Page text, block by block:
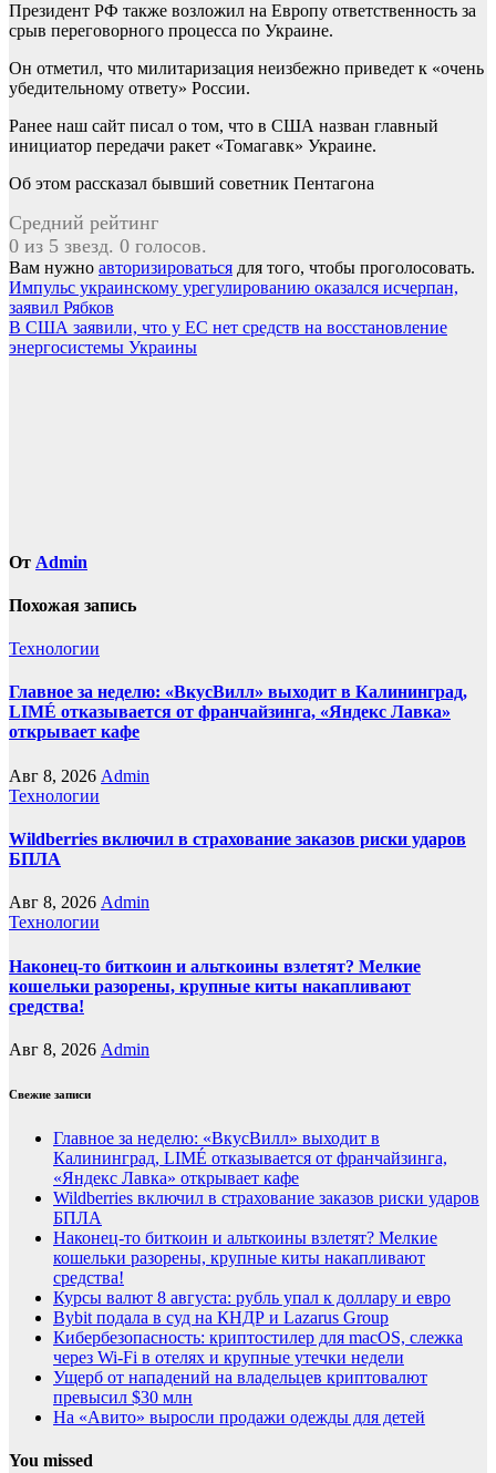
Президент РФ также возложил на Европу ответственность за
срыв переговорного процесса по Украине.
Он отметил, что милитаризация неизбежно приведет к «очень
убедительному ответу» России.
Ранее наш сайт писал о том, что в США назван главный
инициатор передачи ракет «Томагавк» Украине.
Об этом рассказал бывший советник Пентагона
Средний рейтинг
0 из 5 звезд. 0 голосов.
Вам нужно авторизироваться для того, чтобы проголосовать.
Навигация
по
записям
Импульс украинскому урегулированию оказался исчерпан,
заявил Рябков
В США заявили, что у ЕС нет средств на восстановление
энергосистемы Украины
От Admin
Похожая запись
Технологии
Главное за неделю: «ВкусВилл» выходит в Калининград,
LIMÉ отказывается от франчайзинга, «Яндекс Лавка»
открывает кафе
Авг 8, 2026 Admin
Технологии
Wildberries включил в страхование заказов риски ударов
БПЛА
Авг 8, 2026 Admin
Технологии
Наконец-то биткоин и альткоины взлетят? Мелкие
кошельки разорены, крупные киты накапливают
средства!
Авг 8, 2026 Admin
Свежие записи
Главное за неделю: «ВкусВилл» выходит в
Калининград, LIMÉ отказывается от франчайзинга,
«Яндекс Лавка» открывает кафе
Wildberries включил в страхование заказов риски ударов
БПЛА
Наконец-то биткоин и альткоины взлетят? Мелкие
кошельки разорены, крупные киты накапливают
средства!
Курсы валют 8 августа: рубль упал к доллару и евро
Bybit подала в суд на КНДР и Lazarus Group
Кибербезопасность: криптостилер для macOS, слежка
через Wi-Fi в отелях и крупные утечки недели
Ущерб от нападений на владельцев криптовалют
превысил $30 млн
На «Авито» выросли продажи одежды для детей
You missed